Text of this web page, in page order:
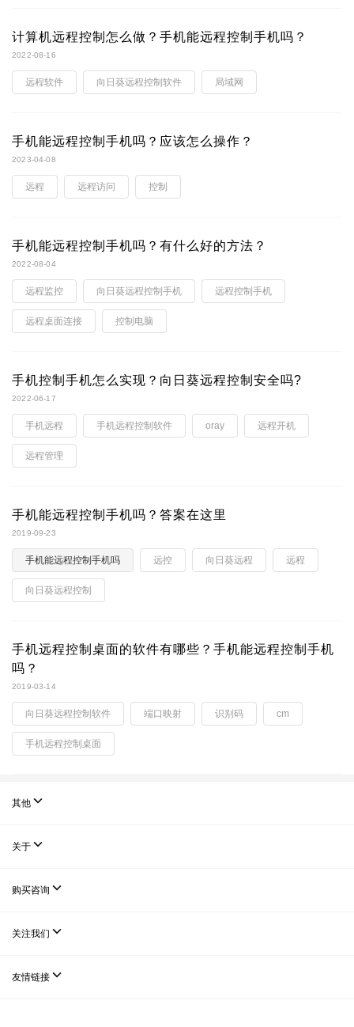
计算机远程控制怎么做？手机能远程控制手机吗？
2022-08-16
远程软件 向日葵远程控制软件 局域网
手机能远程控制手机吗？应该怎么操作？
2023-04-08
远程 远程访问 控制
手机能远程控制手机吗？有什么好的方法？
2022-08-04
远程监控 向日葵远程控制手机 远程控制手机
远程桌面连接 控制电脑
手机控制手机怎么实现？向日葵远程控制安全吗?
2022-06-17
手机远程 手机远程控制软件 oray 远程开机
远程管理
手机能远程控制手机吗？答案在这里
2019-09-23
手机能远程控制手机吗 远控 向日葵远程 远程
向日葵远程控制
手机远程控制桌面的软件有哪些？手机能远程控制手机
吗？
2019-03-14
向日葵远程控制软件 端口映射 识别码 cm
手机远程控制桌面
其他 
关于 
购买咨询 
关注我们 
友情链接 